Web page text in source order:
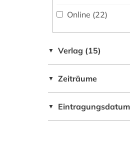
Technik (0)
Theologie und
1820 (1)
naturwissenschaften
gespräch (1)
goethe johann
Online (22)
▼ Verlag (15)
▼ Zeiträume
▼ Eintragungsdatum